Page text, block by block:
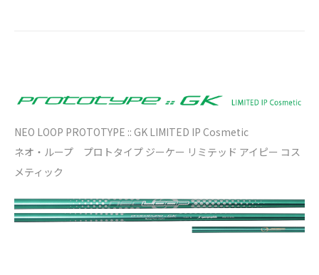
NEO LOOP PROTOTYPE :: GK LIMITED IP Cosmetic
ネオ・ループ プロトタイプ ジーケー リミテッド アイピー コス
メティック